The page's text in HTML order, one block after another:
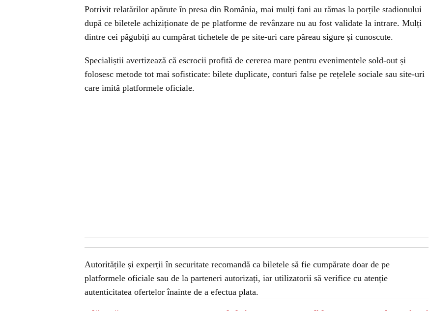
Potrivit relatărilor apărute în presa din România, mai mulți fani au rămas la porțile stadionului
după ce biletele achiziționate de pe platforme de revânzare nu au fost validate la intrare. Mulți
dintre cei păgubiți au cumpărat tichetele de pe site-uri care păreau sigure și cunoscute.
Specialiștii avertizează că escrocii profită de cererea mare pentru evenimentele sold-out și
folosesc metode tot mai sofisticate: bilete duplicate, conturi false pe rețelele sociale sau site-uri
care imită platformele oficiale.
Autoritățile și experții în securitate recomandă ca biletele să fie cumpărate doar de pe
platformele oficiale sau de la parteneri autorizați, iar utilizatorii să verifice cu atenție
autenticitatea ofertelor înainte de a efectua plata.